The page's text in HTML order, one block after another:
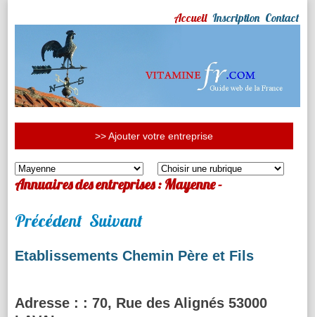
Accueil Inscription Contact
>> Ajouter votre entreprise
Annuaires des entreprises : Mayenne -
Précédent Suivant
Etablissements Chemin Père et Fils
Adresse : : 70, Rue des Alignés 53000